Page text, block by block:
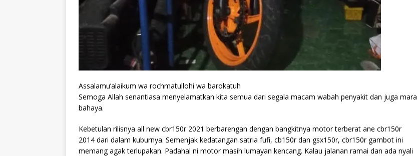
Assalamu’alaikum wa rochmatullohi wa barokatuh
Semoga Allah senantiasa menyelamatkan kita semua dari segala macam wabah penyakit dan juga mara
bahaya.
Kebetulan rilisnya all new cbr150r 2021 berbarengan dengan bangkitnya motor terberat ane cbr150r
2014 dari dalam kuburnya. Semenjak kedatangan satria fufi, cb150r dan gsx150r, cbr150r gambot ini
memang agak terlupakan. Padahal ni motor masih lumayan kencang. Kalau jalanan ramai dan ada nyali